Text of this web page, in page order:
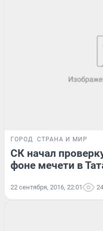
ГОРОД СТРАНА И МИР
СК начал
фоне мечети в
22 сентября, 2016, 22:01